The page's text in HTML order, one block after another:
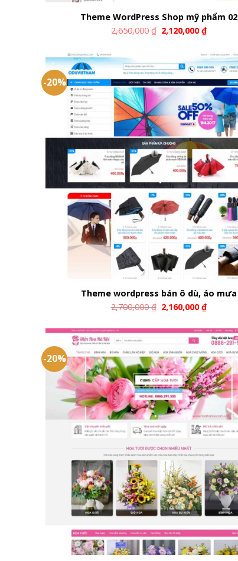
Theme WordPress Shop mỹ phẩm 02
2,650,000₫ 2,120,000₫
-20%
Theme wordpress bán ô dù, áo mưa
2,700,000₫ 2,160,000₫
-20%